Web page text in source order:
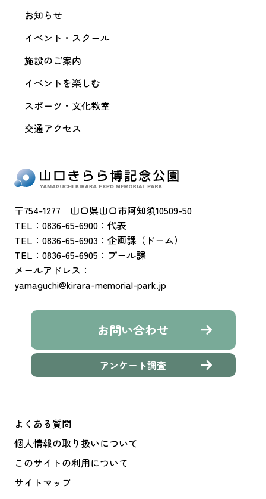
お知らせ
イベント・スクール
施設のご案内
イベントを楽しむ
スポーツ・文化教室
交通アクセス
〒754-1277 山口県山口市阿知須10509-50
TEL：0836-65-6900：代表
TEL：0836-65-6903：企画課（ドーム）
TEL：0836-65-6905：プール課
メールアドレス：
yamaguchi@kirara-memorial-park.jp
お問い合わせ
アンケート調査
よくある質問
個人情報の取り扱いについて
このサイトの利用について
サイトマップ